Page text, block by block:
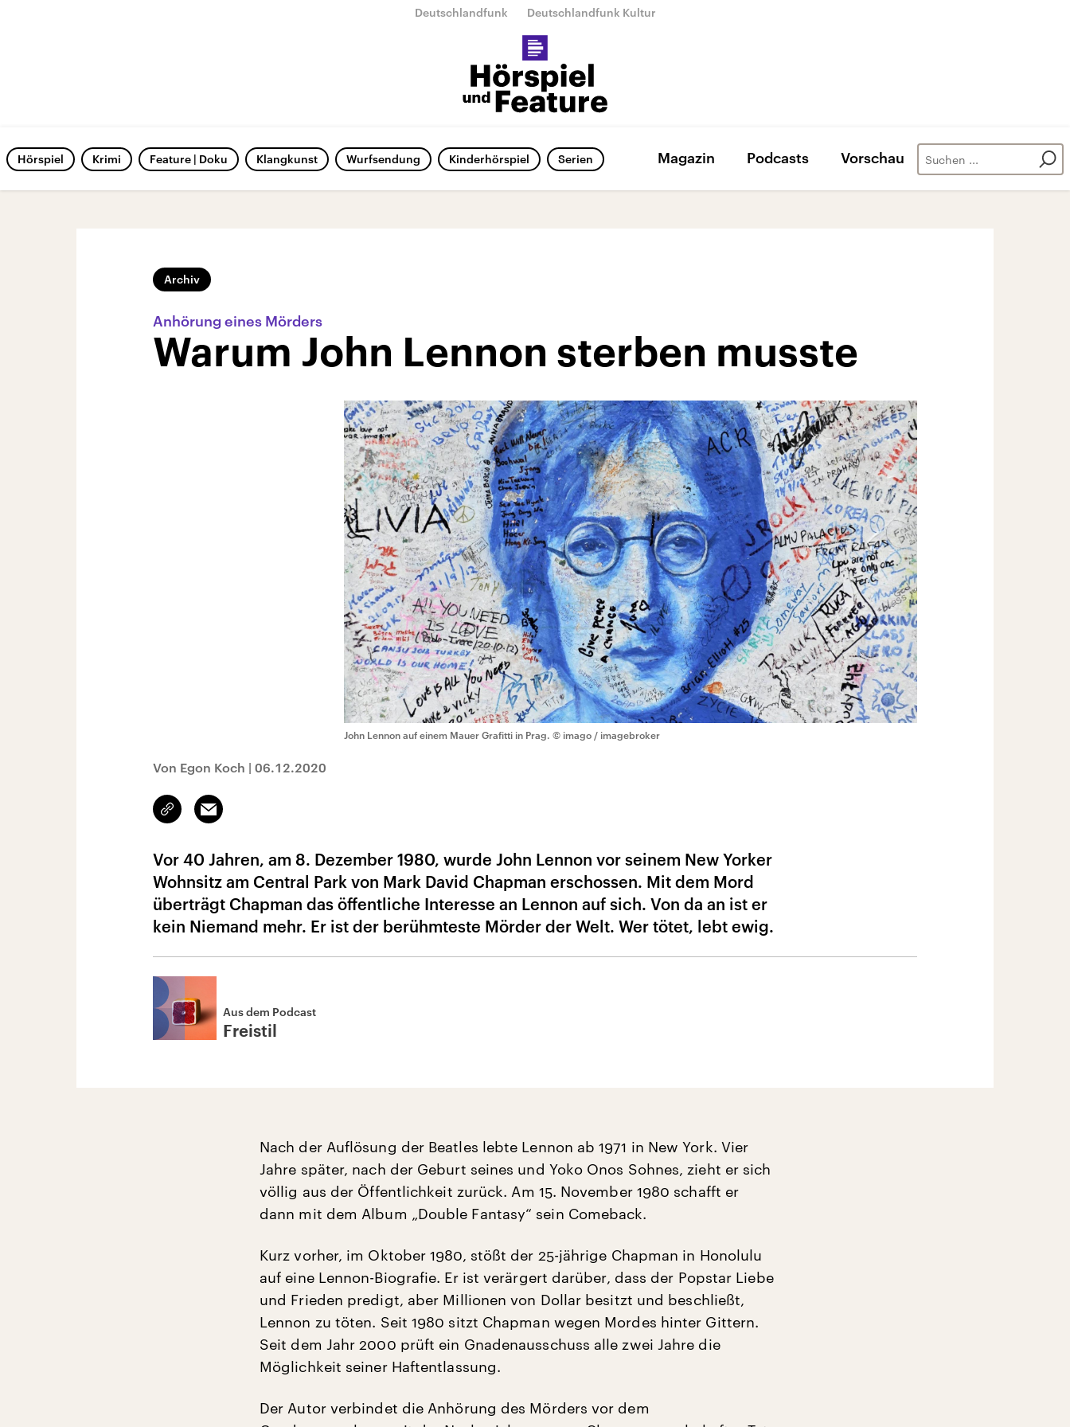
Deutschlandfunk Deutschlandfunk Kultur
Hörspiel Krimi Feature | Doku Klangkunst Wurfsendung Kinderhörspiel Serien Magazin Podcasts Vorschau
Archiv
Anhörung eines Mörders
Warum John Lennon sterben musste
John Lennon auf einem Mauer Grafitti in Prag. © imago / imagebroker
Von Egon Koch | 06.12.2020
Link
kopieren/teilen
Email
Vor 40 Jahren, am 8. Dezember 1980, wurde John Lennon vor seinem New Yorker
Wohnsitz am Central Park von Mark David Chapman erschossen. Mit dem Mord
überträgt Chapman das öffentliche Interesse an Lennon auf sich. Von da an ist er
kein Niemand mehr. Er ist der berühmteste Mörder der Welt. Wer tötet, lebt ewig.
Aus dem Podcast
Freistil
Nach der Auflösung der Beatles lebte Lennon ab 1971 in New York. Vier
Jahre später, nach der Geburt seines und Yoko Onos Sohnes, zieht er sich
völlig aus der Öffentlichkeit zurück. Am 15. November 1980 schafft er
dann mit dem Album „Double Fantasy“ sein Comeback.
Kurz vorher, im Oktober 1980, stößt der 25-jährige Chapman in Honolulu
auf eine Lennon-Biografie. Er ist verärgert darüber, dass der Popstar Liebe
und Frieden predigt, aber Millionen von Dollar besitzt und beschließt,
Lennon zu töten. Seit 1980 sitzt Chapman wegen Mordes hinter Gittern.
Seit dem Jahr 2000 prüft ein Gnadenausschuss alle zwei Jahre die
Möglichkeit seiner Haftentlassung.
Der Autor verbindet die Anhörung des Mörders vor dem